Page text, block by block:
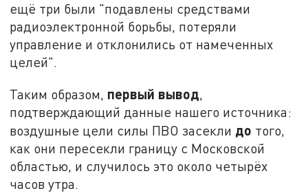
ещё три были "подавлены средствами
радиоэлектронной борьбы, потеряли
управление и отклонились от намеченных
целей".
Таким образом, первый вывод,
подтверждающий данные нашего источника:
воздушные цели силы ПВО засекли до того,
как они пересекли границу с Московской
областью, и случилось это около четырёх
часов утра.